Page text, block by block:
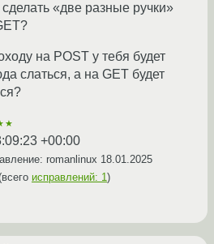
«две разные ручки»
на POST у тебя будет
слаться, а на GET будет
+00:00
romanlinux 18.01.2025
исправлений: 1)